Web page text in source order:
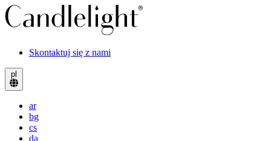
Skontaktuj się z nami
pl
ar
bg
cs
da